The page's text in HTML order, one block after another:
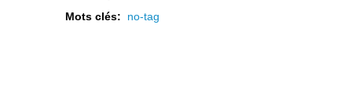
Mots clés: no-tag